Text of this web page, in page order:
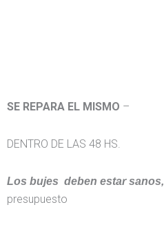
SE REPARA EL MISMO –
DENTRO DE LAS 48 HS.
Los bujes deben estar sanos,
presupuesto